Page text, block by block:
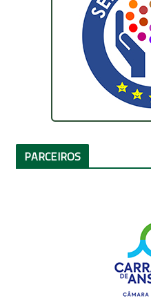
PARCEIROS